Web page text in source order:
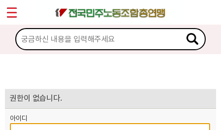
권한이 없습니다.
아이디
마이페이지
소개
노동상담
자료